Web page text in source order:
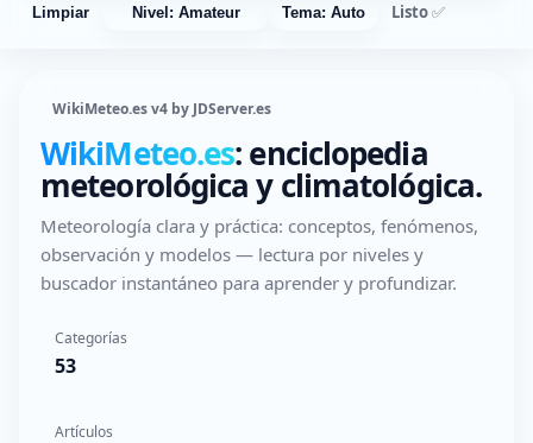
Limpiar Nivel: Amateur Tema: Auto Listo ✅
WikiMeteo.es v4 by JDServer.es
WikiMeteo.es: enciclopedia
meteorológica y climatológica.
Meteorología clara y práctica: conceptos, fenómenos,
observación y modelos — lectura por niveles y
buscador instantáneo para aprender y profundizar.
Categorías
53
Artículos